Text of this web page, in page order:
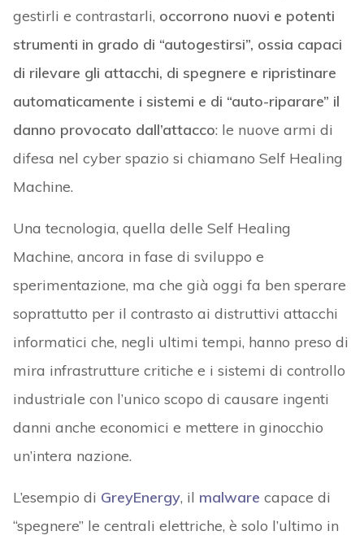
gestirli e contrastarli, occorrono nuovi e potenti
strumenti in grado di “autogestirsi”, ossia capaci
di rilevare gli attacchi, di spegnere e ripristinare
automaticamente i sistemi e di “auto-riparare” il
danno provocato dall’attacco: le nuove armi di
difesa nel cyber spazio si chiamano Self Healing
Machine.
Una tecnologia, quella delle Self Healing
Machine, ancora in fase di sviluppo e
sperimentazione, ma che già oggi fa ben sperare
soprattutto per il contrasto ai distruttivi attacchi
informatici che, negli ultimi tempi, hanno preso di
mira infrastrutture critiche e i sistemi di controllo
industriale con l’unico scopo di causare ingenti
danni anche economici e mettere in ginocchio
un’intera nazione.
L’esempio di GreyEnergy, il malware capace di
“spegnere” le centrali elettriche, è solo l’ultimo in